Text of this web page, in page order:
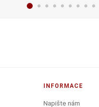
INFORMACE
Napište nám